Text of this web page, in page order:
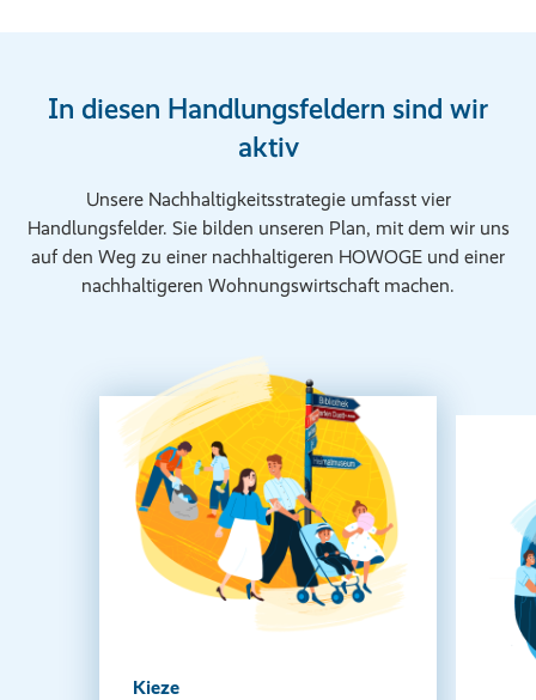
In diesen Handlungsfeldern sind wir
aktiv
Unsere Nachhaltigkeitsstrategie umfasst vier
Handlungsfelder. Sie bilden unseren Plan, mit dem wir uns
auf den Weg zu einer nachhaltigeren HOWOGE und einer
nachhaltigeren Wohnungswirtschaft machen.
Kieze